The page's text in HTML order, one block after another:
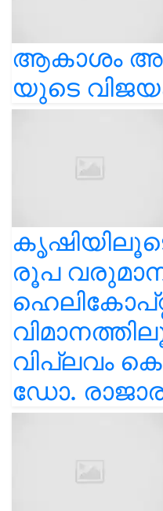
ആകാശം
യുടെ
രൂപ
വിപ്ലവം
ഡോ.